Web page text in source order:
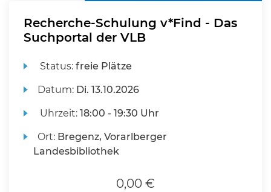
Recherche-Schulung v*Find - Das
Suchportal der VLB
Status:freie Plätze
Datum: Di. 13.10.2026
Uhrzeit:18:00 - 19:30 Uhr
Ort: Bregenz, Vorarlberger
Landesbibliothek
0,00 €